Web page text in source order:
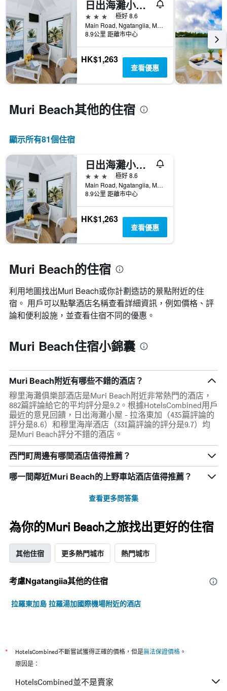
日出海灘小屋 - 拉洛東加
3星級
極好 8.6
Main Road, Ngatangiia, Muri Beach, 拉羅東加島, 庫克群島
8.9公里 距離市中心
HK$1,263
查看優惠
Muri Beach​其他的住宿
顯示所有81​個住宿
日出海灘小屋 - 拉洛東加
3星級
極好 8.6
Main Road, Ngatangiia, Muri Beach, 拉羅東加島, 庫克群島
8.9公里 距離市中心
HK$1,263
查看優惠
Muri Beach的住宿
利用地圖找出Muri Beach​​或你計劃造訪的景點附近的住
宿。 用戶可以點擊酒店名稱查看詳細資訊，例如價格、評
論和便利設施，並查看住宿不同的優惠。
Muri Beach住宿小錦囊
Muri Beach附近有哪些不錯的酒店？
穆里海灘俱樂部酒店是Muri Beach附近非常熱門的酒店，
882篇評論給它的平均評分是9.2。根據HotelsCombined用戶
最近的意見回饋，日出海灘小屋 - 拉洛東加（435篇評論的
評分是8.6）和穆里海岸酒店（331篇評論的評分是9.7）均
是Muri Beach評分不錯的酒店。
西門町周邊有哪間酒店值得推薦？
哪一間鄰近Muri Beach的上野車站酒店值得推薦？
查看更多問答集
為你的Muri Beach之旅找出更好的住宿
其他住宿 更多熱門城市 熱門城市
考慮Ngatangiia​其他的住宿
拉羅東加島 拉羅湯加國際機場附近的酒店
* HotelsCombined不斷嘗試獲得正確的價格，但是無法保證價格 。
原因是：
HotelsCombined並不是賣家